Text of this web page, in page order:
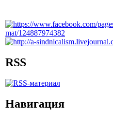
RSS
Навигация